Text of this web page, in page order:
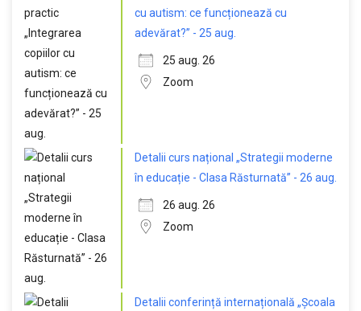
cu autism: ce funcționează cu
adevărat?” - 25 aug.
25 aug. 26
Zoom
Detalii curs național „Strategii moderne
în educație - Clasa Răsturnată” - 26 aug.
26 aug. 26
Zoom
Detalii conferință internațională „Școala